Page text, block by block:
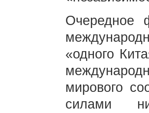
Очередное
«одного
мирового
силами